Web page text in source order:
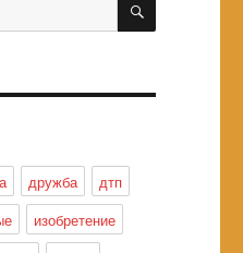
дружба
дтп
изобретение